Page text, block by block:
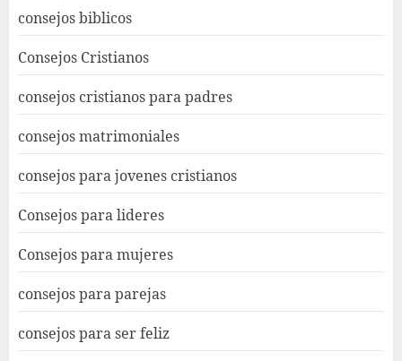
consejos biblicos
Consejos Cristianos
consejos cristianos para padres
consejos matrimoniales
consejos para jovenes cristianos
Consejos para lideres
Consejos para mujeres
consejos para parejas
consejos para ser feliz